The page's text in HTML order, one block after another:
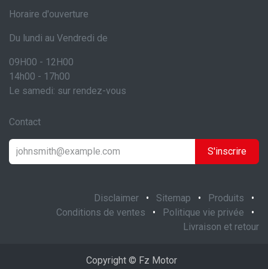
Horaire d'ouverture
Du lundi au Vendredi de
09H00 - 12H00
14h00 - 17h00
Le samedi: sur rendez-vous
Contact
S'inscrire
Disclaimer • Sitemap • Produits
•
Conditions de ventes
• Politique vie privée
•
Livraison et retour
Copyright © Fz Motor